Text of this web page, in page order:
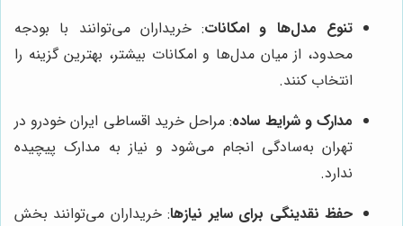
تنوع مدل‌ها و امکانات: خریداران می‌توانند با بودجه
محدود، از میان مدل‌ها و امکانات بیشتر، بهترین گزینه را
انتخاب کنند.
مدارک و شرایط ساده: مراحل خرید اقساطی ایران خودرو در
تهران به‌سادگی انجام می‌شود و نیاز به مدارک پیچیده
ندارد.
حفظ نقدینگی برای سایر نیازها: خریداران می‌توانند بخش